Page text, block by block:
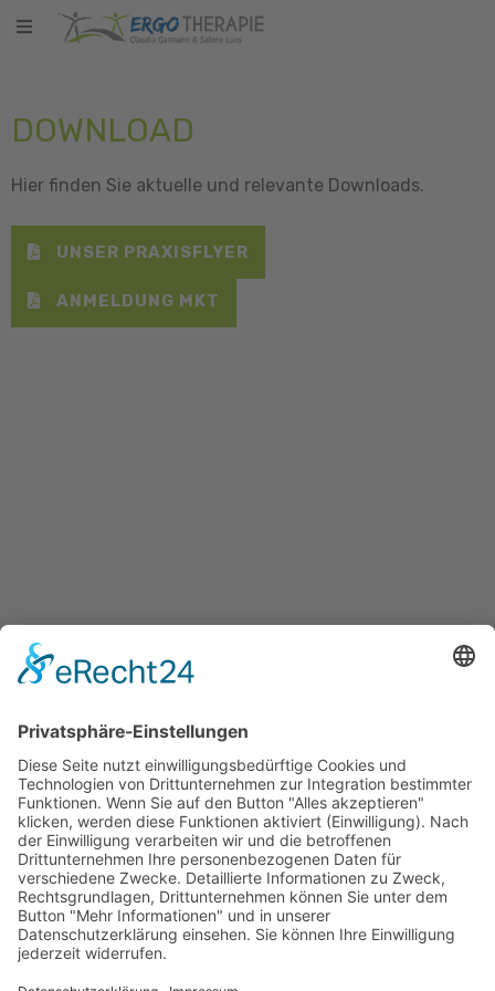
DOWNLOAD
Hier finden Sie aktuelle und relevante Downloads.
UNSER PRAXISFLYER
ANMELDUNG MKT
Ergotherapiepraxis
Claudia Garmann & Sabine Lüns
Stiftshof 1 - 49593 Bersenbrück
Tel.: 05439 3534